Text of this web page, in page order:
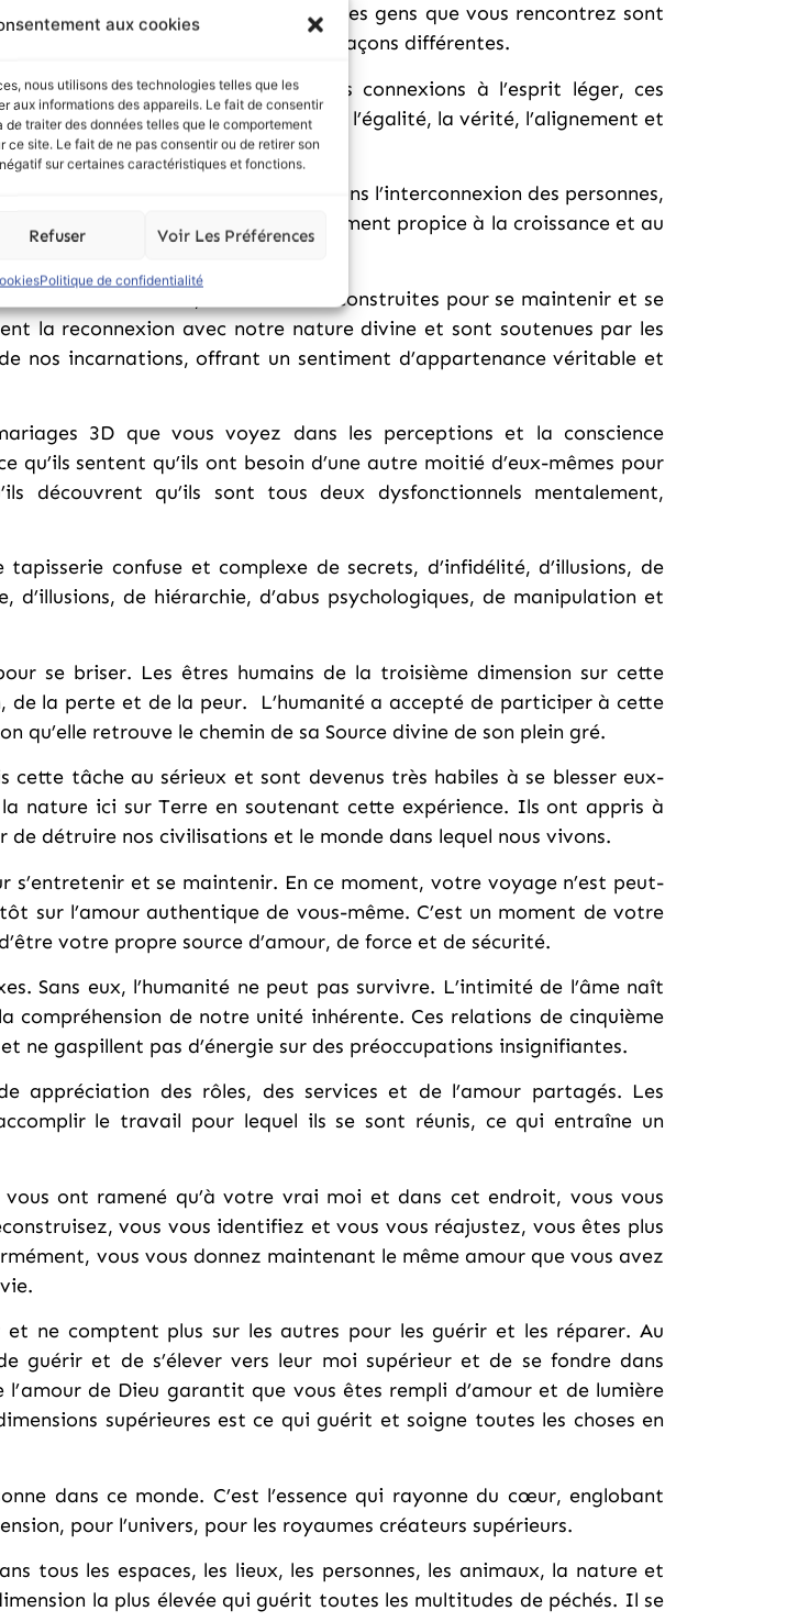
aux cookies
nous utilisons des technologies telles que les
aux informations des appareils. Le fait de consentir
traiter des données telles que le comportement
ce site. Le fait de ne pas consentir ou de retirer son
sur certaines caractéristiques et fonctions.
Refuser Voir Les Préférences
Politique de confidentialité
basse conscience, car la plupart des gens que vous rencontrez sont
endommagés de nombreuses façons différentes.
élevées ne rechercheront que des connexions à l’esprit léger, ces
la transparence, le respect, l’égalité, la vérité, l’alignement et
joie, servant d’investissement dans l’interconnexion des personnes,
de Dieu, offrant un environnement propice à la croissance et au
dimension, car elles sont construites pour se maintenir et se
la reconnexion avec notre nature divine et sont soutenues par les
nos incarnations, offrant un sentiment d’appartenance véritable et
3D que vous voyez dans les perceptions et la conscience
sentent qu’ils ont besoin d’une autre moitié d’eux-mêmes pour
découvrent qu’ils sont tous deux dysfonctionnels mentalement,
confuse et complexe de secrets, d’infidélité, d’illusions, de
de hiérarchie, d’abus psychologiques, de manipulation et
se briser. Les êtres humains de la troisième dimension sur cette
de la perte et de la peur. L’humanité a accepté de participer à cette
qu’elle retrouve le chemin de sa Source divine de son plein gré.
tâche au sérieux et sont devenus très habiles à se blesser eux-
nature ici sur Terre en soutenant cette expérience. Ils ont appris à
détruire nos civilisations et le monde dans lequel nous vivons.
et se maintenir. En ce moment, votre voyage n’est peut-
sur l’amour authentique de vous-même. C’est un moment de votre
votre propre source d’amour, de force et de sécurité.
Sans eux, l’humanité ne peut pas survivre. L’intimité de l’âme naît
compréhension de notre unité inhérente. Ces relations de cinquième
ne gaspillent pas d’énergie sur des préoccupations insignifiantes.
appréciation des rôles, des services et de l’amour partagés. Les
le travail pour lequel ils se sont réunis, ce qui entraîne un
ont ramené qu’à votre vrai moi et dans cet endroit, vous vous
vous vous identifiez et vous vous réajustez, vous êtes plus
vous vous donnez maintenant le même amour que vous avez
ne comptent plus sur les autres pour les guérir et les réparer. Au
guérir et de s’élever vers leur moi supérieur et de se fondre dans
de Dieu garantit que vous êtes rempli d’amour et de lumière
supérieures est ce qui guérit et soigne toutes les choses en
dans ce monde. C’est l’essence qui rayonne du cœur, englobant
pour l’univers, pour les royaumes créateurs supérieurs.
tous les espaces, les lieux, les personnes, les animaux, la nature et
la plus élevée qui guérit toutes les multitudes de péchés. Il se